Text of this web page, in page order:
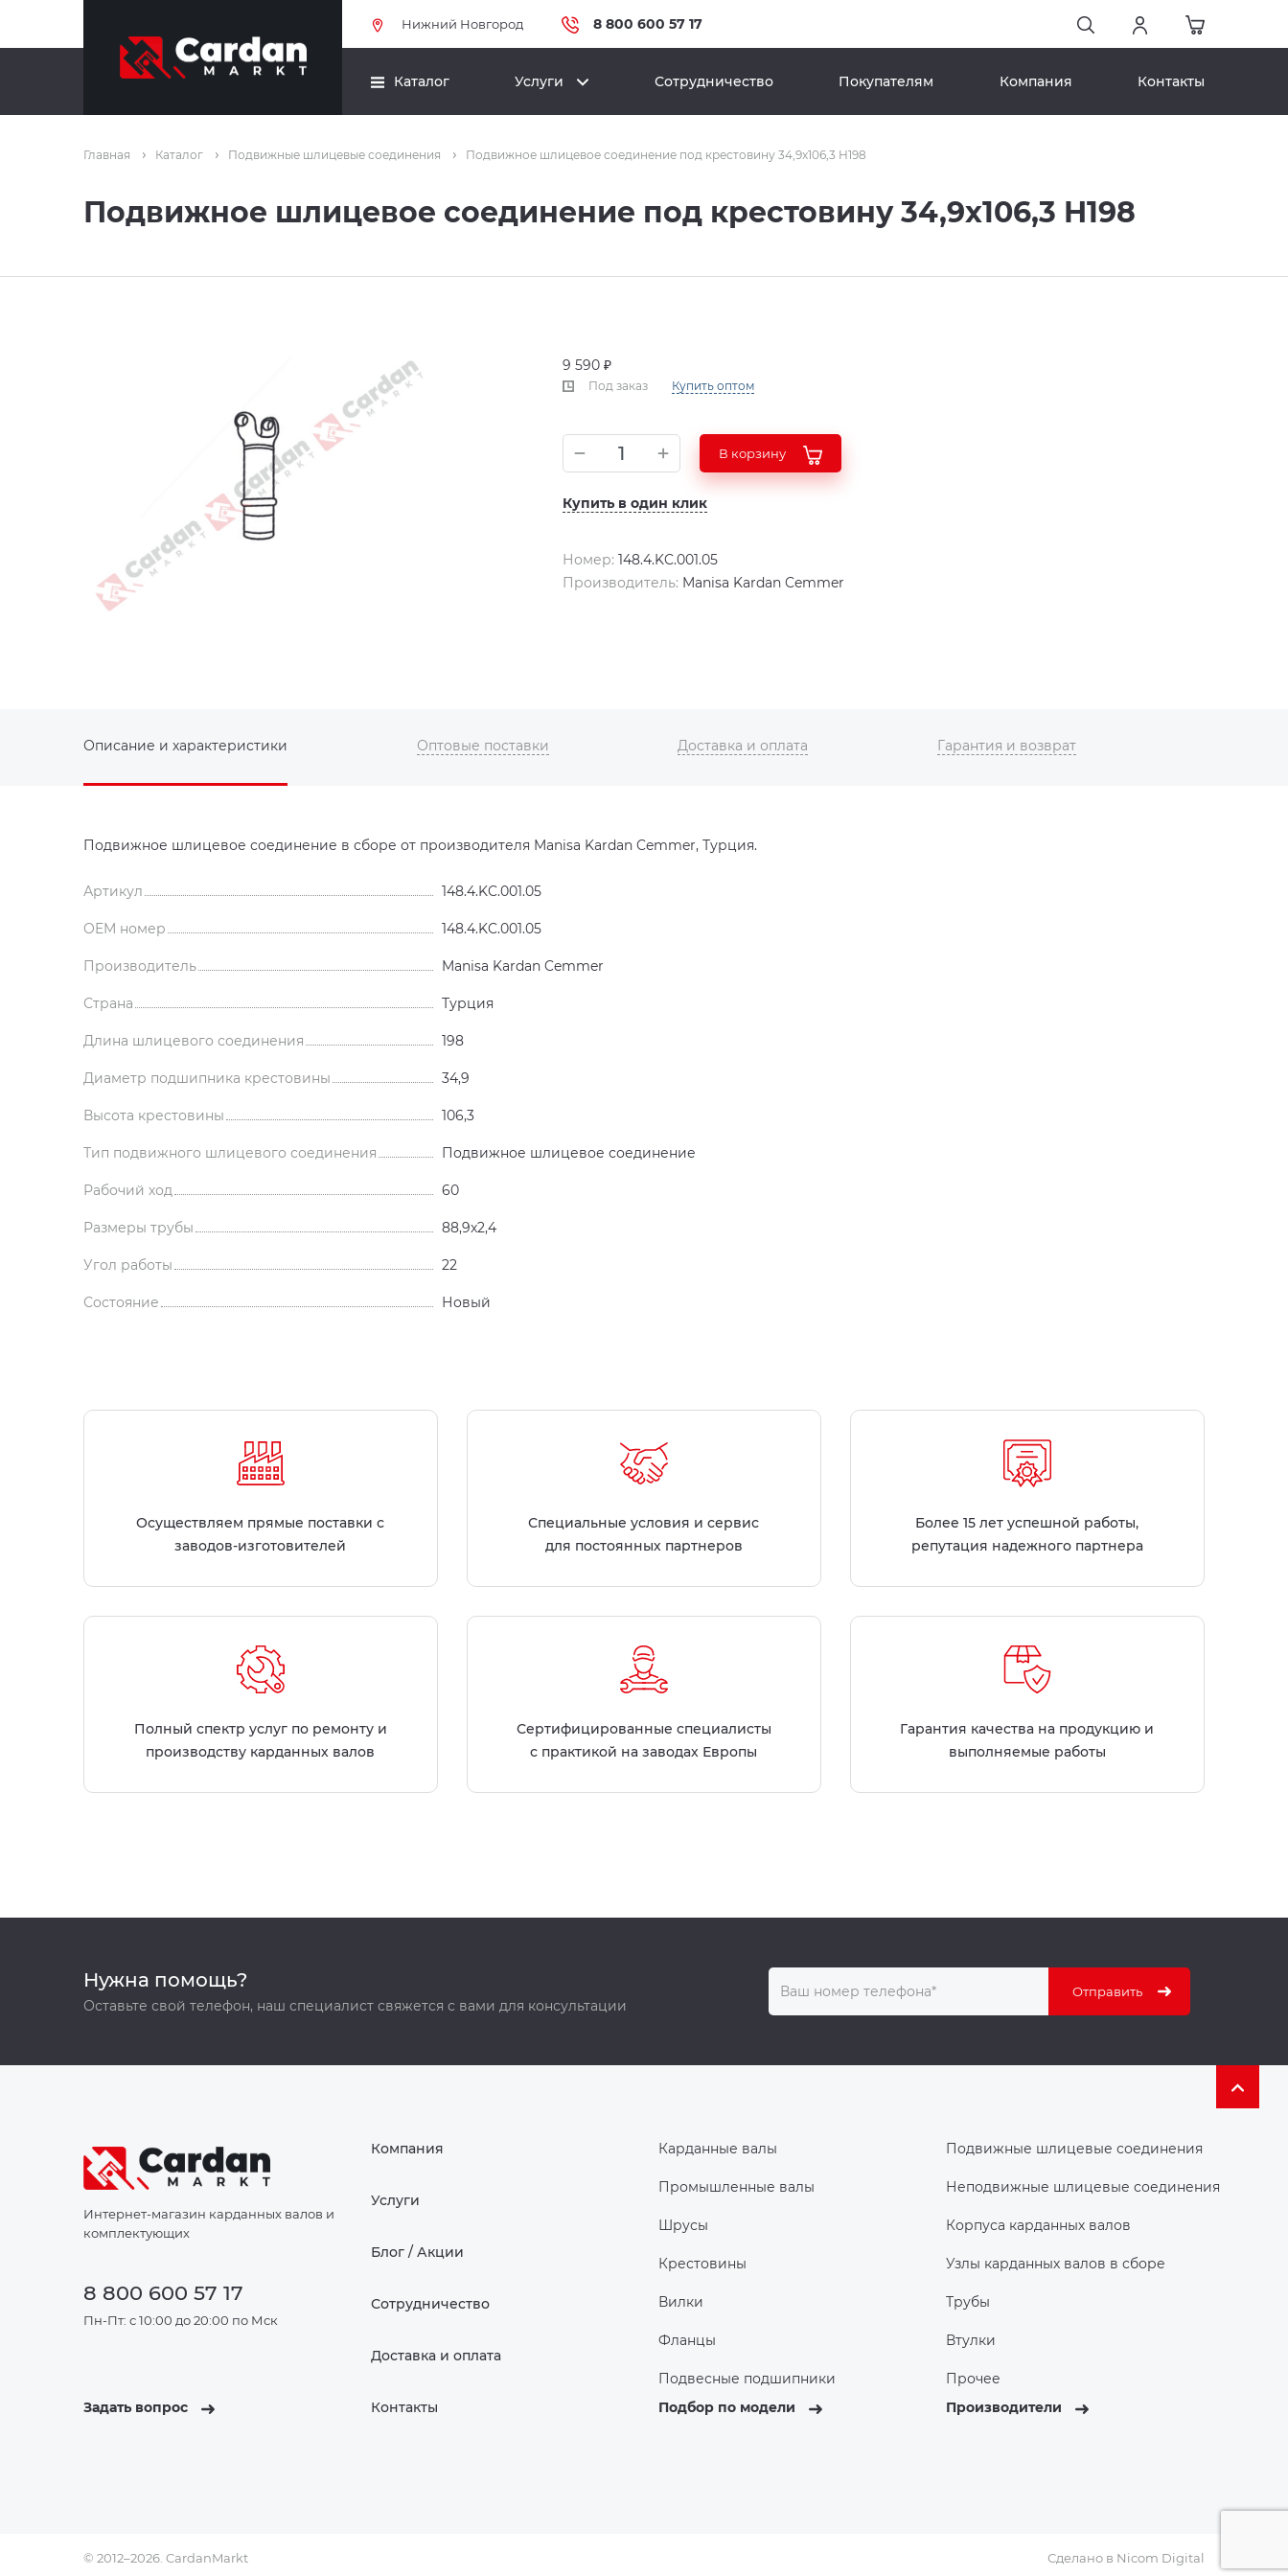
Нижний Новгород 8 800 600 57 17
Каталог Услуги Сотрудничество Покупателям Компания Контакты
Главная Каталог Подвижные шлицевые соединения Подвижное шлицевое соединение под крестовину 34,9x106,3 H198
Подвижное шлицевое соединение под крестовину 34,9x106,3 H198
9 590 ₽
Под заказ Купить оптом
В корзину
Купить в один клик
Номер: 148.4.KC.001.05
Производитель: Manisa Kardan Cemmer
Описание и характеристики Оптовые поставки Доставка и оплата Гарантия и возврат
Подвижное шлицевое соединение в сборе от производителя Manisa Kardan Cemmer, Турция.
Артикул 148.4.KC.001.05
OEM номер 148.4.KC.001.05
Производитель Manisa Kardan Cemmer
Страна Турция
Длина шлицевого соединения 198
Диаметр подшипника крестовины 34,9
Высота крестовины 106,3
Тип подвижного шлицевого соединения Подвижное шлицевое соединение
Рабочий ход 60
Размеры трубы 88,9x2,4
Угол работы 22
Состояние Новый
Осуществляем прямые поставки с
заводов-изготовителей
Специальные условия и сервис
для постоянных партнеров
Более 15 лет успешной работы,
репутация надежного партнера
Полный спектр услуг по ремонту и
производству карданных валов
Сертифицированные специалисты
с практикой на заводах Европы
Гарантия качества на продукцию и
выполняемые работы
Нужна помощь?
Оставьте свой телефон, наш специалист свяжется с вами для консультации
Интернет-магазин карданных валов и
комплектующих
8 800 600 57 17
Пн-Пт: с 10:00 до 20:00 по Мск
Задать вопрос
Компания
Услуги
Блог / Акции
Сотрудничество
Доставка и оплата
Контакты
Карданные валы
Промышленные валы
Шрусы
Крестовины
Вилки
Фланцы
Подвесные подшипники
Подбор по модели
Подвижные шлицевые соединения
Неподвижные шлицевые соединения
Корпуса карданных валов
Узлы карданных валов в сборе
Трубы
Втулки
Прочее
Производители
© 2012–2026. CardanMarkt Сделано в Nicom Digital